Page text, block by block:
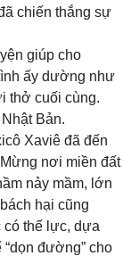
chiến thắng sự
giúp cho
ấy dường như
thở cuối cùng.
Bản.
Xaviê đã đến
nơi miền đất
nảy mầm, lớn
hại cũng
có thế lực, dựa
đường” cho